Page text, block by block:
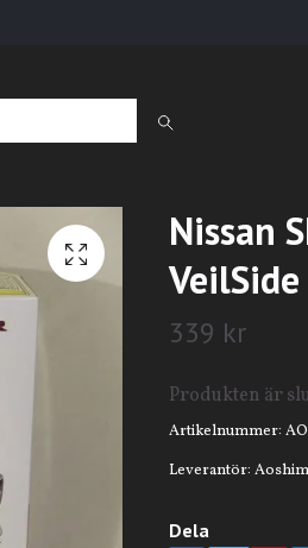
Nissan
VeilSide
339 kr
Produkten är
Artikelnummer:
Leverantör:
Dela